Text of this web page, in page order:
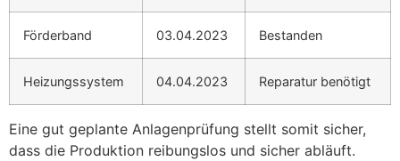
Förderband 03.04.2023 Bestanden
Heizungssystem 04.04.2023 Reparatur benötigt
Eine gut geplante Anlagenprüfung stellt somit sicher,
dass die Produktion reibungslos und sicher abläuft.